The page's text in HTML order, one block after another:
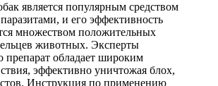
является популярным средством
и его эффективность
множеством положительных
животных. Эксперты
препарат обладает широким
эффективно уничтожая блох,
Инструкция по применению